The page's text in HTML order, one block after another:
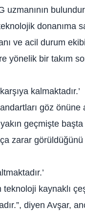
uzmanının
donanıma
ve acil durum
yönelik bir takım
kalmaktadır.’
göz önüne
geçmişte
zarar
kaynaklı
diyen Avşar,